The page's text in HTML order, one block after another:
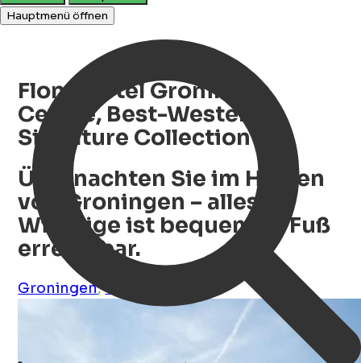
Hauptmenü öffnen
Flonk Hotel Groningen
Centre, Best-Western
Signature Collection
Übernachten Sie im Herzen
von Groningen – alles
Wichtige ist bequem zu Fuß
erreichbar.
Groningen,Groningen